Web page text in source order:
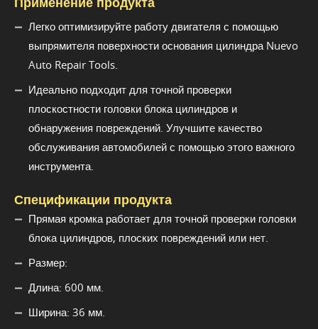
Легко оптимизируйте работу двигателя с помощью
выпрямителя поверхности основания цилиндра Nuevo
Auto Repair Tools.
Идеально подходит для точной проверки
плоскостности головки блока цилиндров и
обнаружения повреждений. Улучшите качество
обслуживания автомобилей с помощью этого важного
инструмента.
Спецификации продукта
Прямая кромка работает для точной проверки головки
блока цилиндров, плоских повреждений или нет.
Размер:
Длина: 600 мм.
Ширина: 36 мм.